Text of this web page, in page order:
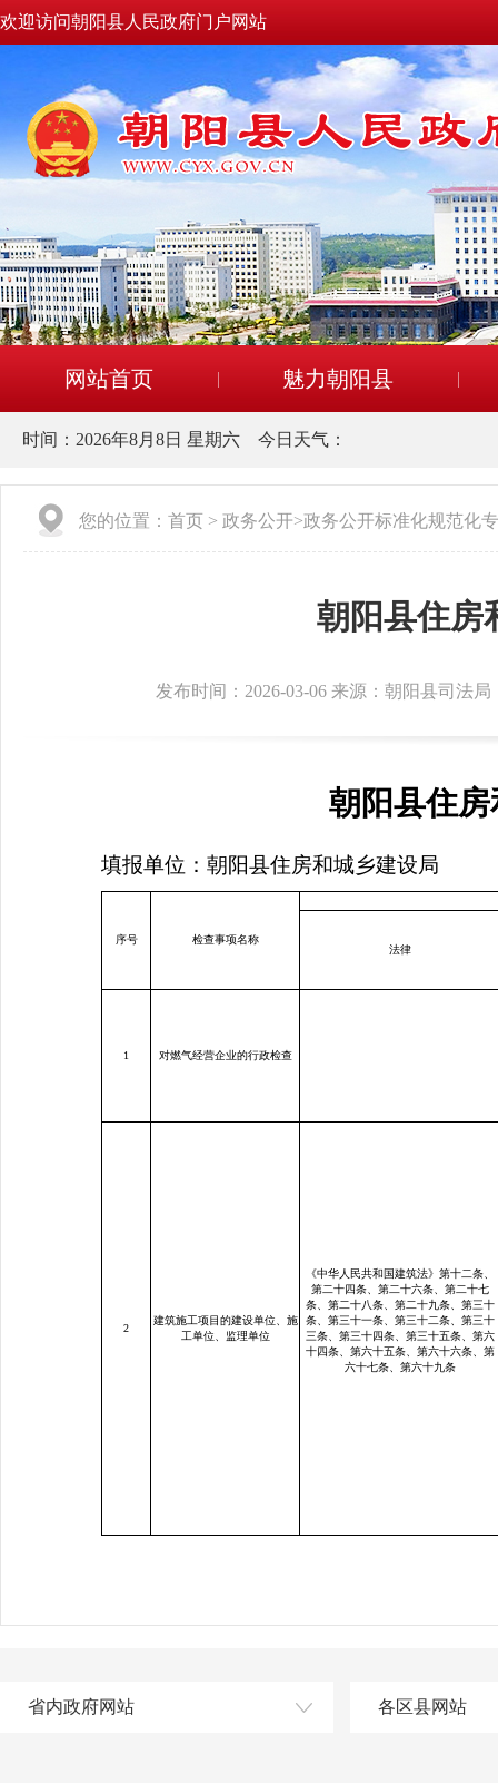
欢迎访问朝阳县人民政府门户网站
网站首页 魅力朝阳县
时间： 2026年8月8日 星期六 今日天气：
您的位置： 首页 > 政务公开>政务公开标准化规范化
朝阳县住房
发布时间：2026-03-06 来源：朝阳县司法局
朝阳县住
填报单位：朝阳县住房和城乡建设局
序号
检查事项名称
法律
1 对燃气经营企业的行政检查
2
建筑施工项目的建设单位、施
工单位、监理单位
《中华人民共和国建筑法》第十二条、
第二十四条、第二十六条、第二十七
条、第二十八条、第二十九条、第三十
条、第三十一条、第三十二条、第三十
三条、第三十四条、第三十五条、第六
十四条、第六十五条、第六十六条、第
六十七条、第六十九条
省内政府网站 各区县网站